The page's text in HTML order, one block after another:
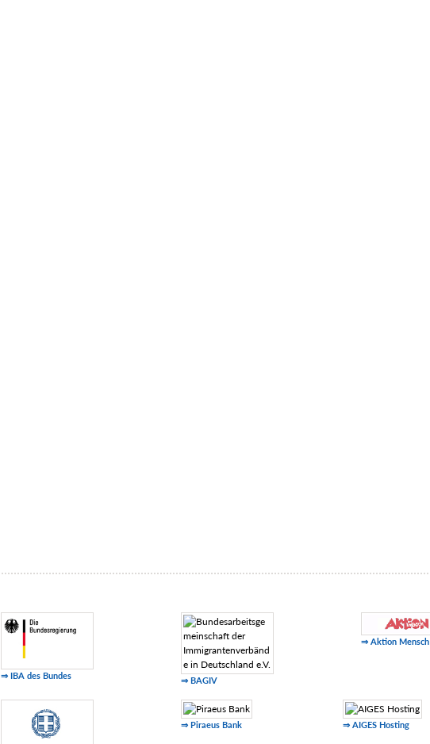
⇒ IBA des Bundes
⇒ BAGIV
⇒ Aktion Mensch
⇒ Piraeus Bank ⇒ AIGES Hosting